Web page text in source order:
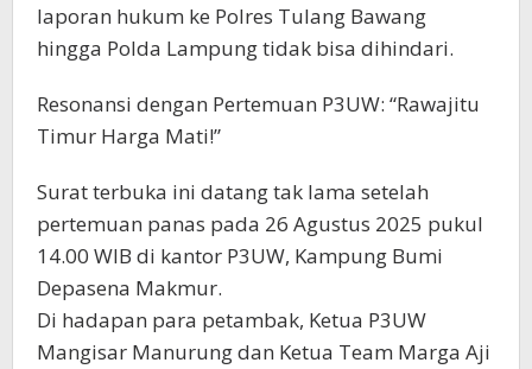
laporan hukum ke Polres Tulang Bawang
hingga Polda Lampung tidak bisa dihindari.
Resonansi dengan Pertemuan P3UW: “Rawajitu
Timur Harga Mati!”
Surat terbuka ini datang tak lama setelah
pertemuan panas pada 26 Agustus 2025 pukul
14.00 WIB di kantor P3UW, Kampung Bumi
Depasena Makmur.
Di hadapan para petambak, Ketua P3UW
Mangisar Manurung dan Ketua Team Marga Aji